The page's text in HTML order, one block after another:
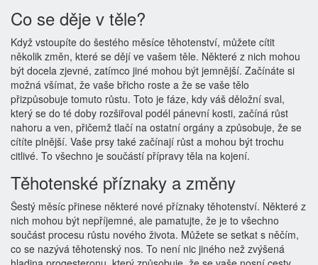
Co se děje v těle?
Když vstoupíte do šestého měsíce těhotenství, můžete cítit
několik změn, které se dějí ve vašem těle. Některé z nich mohou
být docela zjevné, zatímco jiné mohou být jemnější. Začínáte si
možná všímat, že vaše břicho roste a že se vaše tělo
přizpůsobuje tomuto růstu. Toto je fáze, kdy váš děložní sval,
který se do té doby rozšiřoval podél pánevní kosti, začíná růst
nahoru a ven, přičemž tlačí na ostatní orgány a způsobuje, že se
cítíte plnější. Vaše prsy také začínají růst a mohou být trochu
citlivé. To všechno je součástí přípravy těla na kojení.
Těhotenské příznaky a změny
Šestý měsíc přinese některé nové příznaky těhotenství. Některé z
nich mohou být nepříjemné, ale pamatujte, že je to všechno
součást procesu růstu nového života. Můžete se setkat s něčím,
co se nazývá těhotenský nos. To není nic jiného než zvýšená